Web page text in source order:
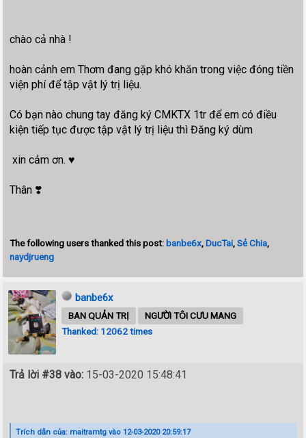
chào cả nhà !
hoàn cảnh em Thơm đang gặp khó khăn trong việc đóng tiền
viện phí để tập vật lý trị liệu.
Có bạn nào chung tay đăng ký CMKTX 1tr để em có điều
kiện tiếp tục được tập vật lý trị liệu thì Đăng ký dùm
xin cảm ơn. ♥️
Thân ❣️
The following users thanked this post: banbe6x,DucTai,Sẻ Chia,
naydjrueng
banbe6x
BAN QUẢN TRỊ
NGƯỜI TÔI CƯU MANG
Thanked: 12062 times
Trả lời #38 vào: 15-03-2020 15:48:41
Trích dẫn của: maitramtg vào 12-03-2020 20:59:17